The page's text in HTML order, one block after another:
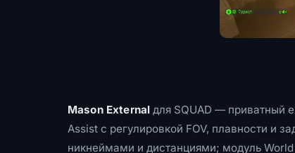
Mason External для SQUAD — приватный
Assist с регулировкой FOV, плавности и
никнеймами и дистанциями; модуль World